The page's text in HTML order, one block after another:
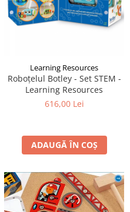
Learning Resources
Roboțelul Botley - Set STEM -
Learning Resources
616,00 Lei
ADAUGĂ ÎN COȘ